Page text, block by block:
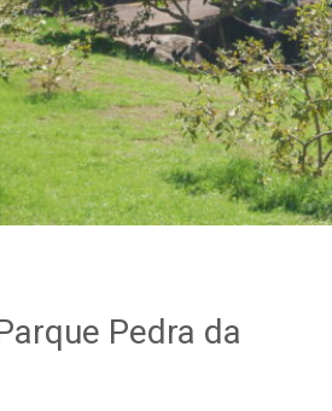
Pedra da